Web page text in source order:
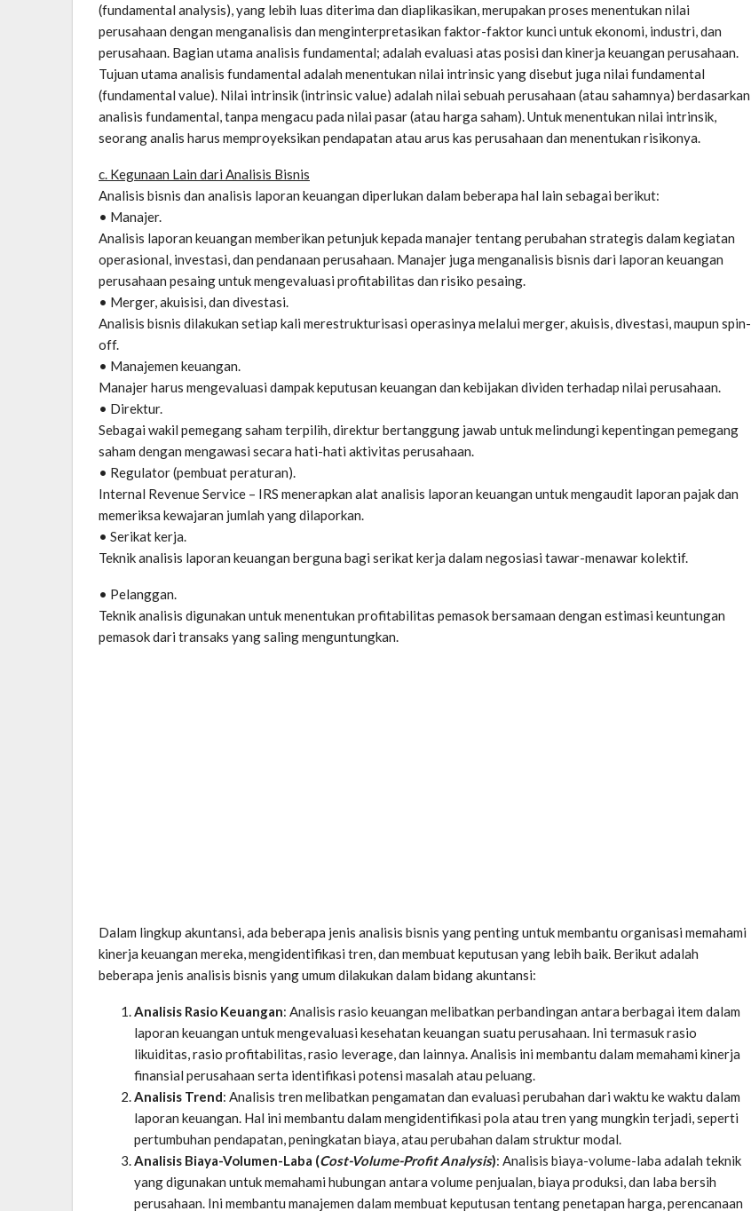
(fundamental analysis), yang lebih luas diterima dan diaplikasikan, merupakan proses menentukan nilai
perusahaan dengan menganalisis dan menginterpretasikan faktor-faktor kunci untuk ekonomi, industri, dan
perusahaan. Bagian utama analisis fundamental; adalah evaluasi atas posisi dan kinerja keuangan perusahaan.
Tujuan utama analisis fundamental adalah menentukan nilai intrinsic yang disebut juga nilai fundamental
(fundamental value). Nilai intrinsik (intrinsic value) adalah nilai sebuah perusahaan (atau sahamnya) berdasarkan
analisis fundamental, tanpa mengacu pada nilai pasar (atau harga saham). Untuk menentukan nilai intrinsik,
seorang analis harus memproyeksikan pendapatan atau arus kas perusahaan dan menentukan risikonya.
c. Kegunaan Lain dari Analisis Bisnis
Analisis bisnis dan analisis laporan keuangan diperlukan dalam beberapa hal lain sebagai berikut:
• Manajer.
Analisis laporan keuangan memberikan petunjuk kepada manajer tentang perubahan strategis dalam kegiatan
operasional, investasi, dan pendanaan perusahaan. Manajer juga menganalisis bisnis dari laporan keuangan
perusahaan pesaing untuk mengevaluasi profitabilitas dan risiko pesaing.
• Merger, akuisisi, dan divestasi.
Analisis bisnis dilakukan setiap kali merestrukturisasi operasinya melalui merger, akuisis, divestasi, maupun spin-
off.
• Manajemen keuangan.
Manajer harus mengevaluasi dampak keputusan keuangan dan kebijakan dividen terhadap nilai perusahaan.
• Direktur.
Sebagai wakil pemegang saham terpilih, direktur bertanggung jawab untuk melindungi kepentingan pemegang
saham dengan mengawasi secara hati-hati aktivitas perusahaan.
• Regulator (pembuat peraturan).
Internal Revenue Service – IRS menerapkan alat analisis laporan keuangan untuk mengaudit laporan pajak dan
memeriksa kewajaran jumlah yang dilaporkan.
• Serikat kerja.
Teknik analisis laporan keuangan berguna bagi serikat kerja dalam negosiasi tawar-menawar kolektif.
• Pelanggan.
Teknik analisis digunakan untuk menentukan profitabilitas pemasok bersamaan dengan estimasi keuntungan
pemasok dari transaks yang saling menguntungkan.
Dalam lingkup akuntansi, ada beberapa jenis analisis bisnis yang penting untuk membantu organisasi memahami
kinerja keuangan mereka, mengidentifikasi tren, dan membuat keputusan yang lebih baik. Berikut adalah
beberapa jenis analisis bisnis yang umum dilakukan dalam bidang akuntansi:
Analisis Rasio Keuangan: Analisis rasio keuangan melibatkan perbandingan antara berbagai item dalam
laporan keuangan untuk mengevaluasi kesehatan keuangan suatu perusahaan. Ini termasuk rasio
likuiditas, rasio profitabilitas, rasio leverage, dan lainnya. Analisis ini membantu dalam memahami kinerja
finansial perusahaan serta identifikasi potensi masalah atau peluang.
Analisis Trend: Analisis tren melibatkan pengamatan dan evaluasi perubahan dari waktu ke waktu dalam
laporan keuangan. Hal ini membantu dalam mengidentifikasi pola atau tren yang mungkin terjadi, seperti
pertumbuhan pendapatan, peningkatan biaya, atau perubahan dalam struktur modal.
Analisis Biaya-Volumen-Laba (Cost-Volume-Profit Analysis): Analisis biaya-volume-laba adalah teknik
yang digunakan untuk memahami hubungan antara volume penjualan, biaya produksi, dan laba bersih
perusahaan. Ini membantu manajemen dalam membuat keputusan tentang penetapan harga, perencanaan